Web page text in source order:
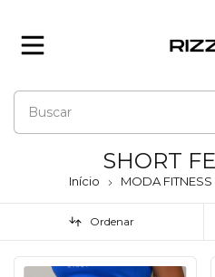
SHORT
Início MODA FITNESS
Ordenar